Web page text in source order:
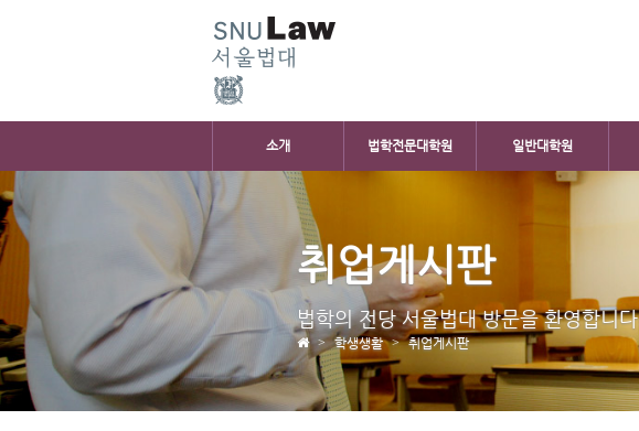
소개 법학전문대학원 일반대학원
취업게시판
법학의 전당 서울법대 방문을 환영합니다
학생생활 취업게시판